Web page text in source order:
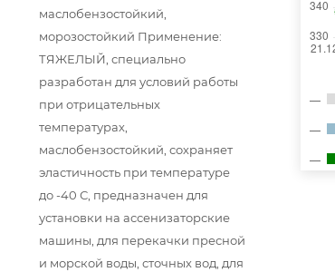
маслобензостойкий,
морозостойкий Применение:
ТЯЖЕЛЫЙ, специально
разработан для условий работы
при отрицательных
температурах,
маслобензостойкий, сохраняет
эластичность при температуре
до -40 С, предназначен для
установки на ассенизаторские
машины, для перекачки пресной
и морской воды, сточных вод, для